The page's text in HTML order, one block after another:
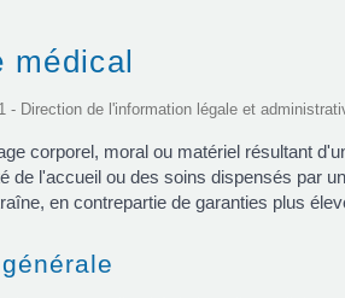
médical
- Direction de l'information légale et
corporel, moral ou matériel résultant
de l'accueil ou des soins dispensés par
en contrepartie de garanties plus